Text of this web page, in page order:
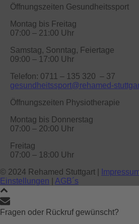
Öffnungszeiten Gesundheitssport
Montag bis Freitag
07:00 – 21:00 Uhr
Samstag, Sonntag, Feiertage
09:00 – 17:00 Uhr
Telefon: 0711 – 135 320 – 37
gesundheitssport@rehamed-
Öffnungszeiten Physiotherapie
Montag bis Donnerstag
07:00 – 20:00 Uhr
Freitag
07:00 – 18:00 Uhr
© 2024 Rehamed Stuttgart |
Einstellungen
AGB´s
Fragen oder Rückruf gewünscht?